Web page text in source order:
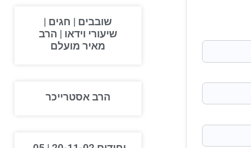
שובבים | חגים |
שיעורי וידאו | הרב
מאיר מועלם
הרב אסטרייכר